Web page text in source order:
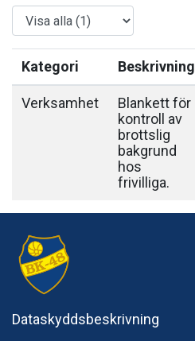
Kategori Beskrivning
Verksamhet
Blankett för
kontroll av
brottslig
bakgrund
hos
frivilliga.
Dataskyddsbeskrivning